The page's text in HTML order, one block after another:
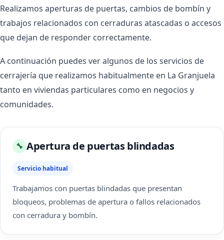
Realizamos aperturas de puertas, cambios de bombín y
trabajos relacionados con cerraduras atascadas o accesos
que dejan de responder correctamente.
A continuación puedes ver algunos de los servicios de
cerrajería que realizamos habitualmente en La Granjuela
tanto en viviendas particulares como en negocios y
comunidades.
🔧 Apertura de puertas blindadas
Servicio habitual
Trabajamos con puertas blindadas que presentan
bloqueos, problemas de apertura o fallos relacionados
con cerradura y bombín.